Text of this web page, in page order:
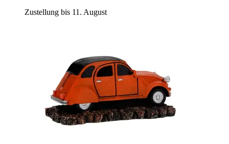
Zustellung bis 11. August